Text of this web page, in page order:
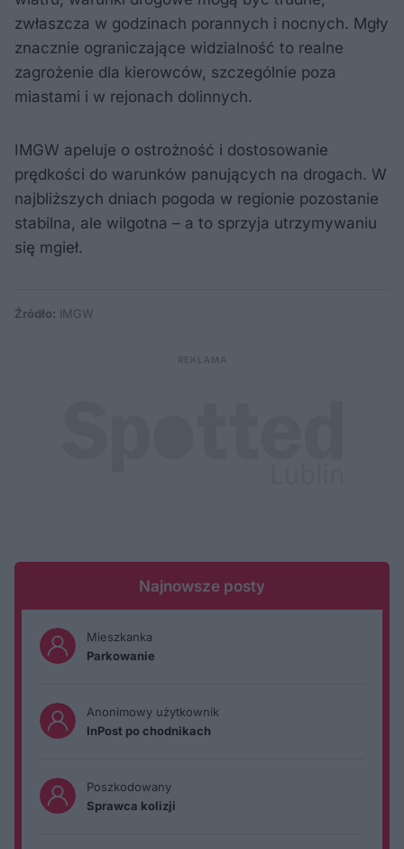
zwłaszcza w godzinach porannych i nocnych. Mgły
znacznie ograniczające widzialność to realne
zagrożenie dla kierowców, szczególnie poza
miastami i w rejonach dolinnych.
IMGW apeluje o ostrożność i dostosowanie
prędkości do warunków panujących na drogach. W
najbliższych dniach pogoda w regionie pozostanie
stabilna, ale wilgotna – a to sprzyja utrzymywaniu
się mgieł.
Źródło: IMGW
Najnowsze posty
Mieszkanka
Parkowanie
Anonimowy użytkownik
InPost po chodnikach
Poszkodowany
Sprawca kolizji